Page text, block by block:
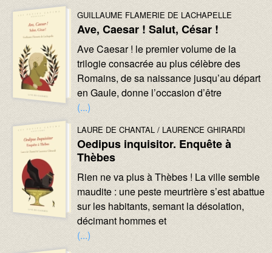
Image :
Image : AUTEURS :
GUILLAUME FLAMERIE DE LACHAPELLE
Ave, Caesar ! Salut, César !
Texte :
Ave Caesar ! le premier volume de la
trilogie consacrée au plus célèbre des
Romains, de sa naissance jusqu’au départ
en Gaule, donne l’occasion d’être
(...)
Image :
Image : AUTEURS :
LAURE DE CHANTAL LAURENCE GHIRARDI
Oedipus inquisitor. Enquête à
Thèbes
Texte :
Rien ne va plus à Thèbes ! La ville semble
maudite : une peste meurtrière s’est abattue
sur les habitants, semant la désolation,
décimant hommes et
(...)